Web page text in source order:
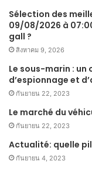
Sélection des
09/08/2026 à
gall ?
สิงหาคม 9, 2026
Le sous-marin :
d’espionnage et
กันยายน 22, 2023
Le marché du
กันยายน 22, 2023
Actualité: quelle
กันยายน 4, 2023